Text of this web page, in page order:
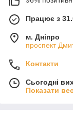
Працює з
м. Дніпро
проспект
Контакти
Сьогодні
Показати